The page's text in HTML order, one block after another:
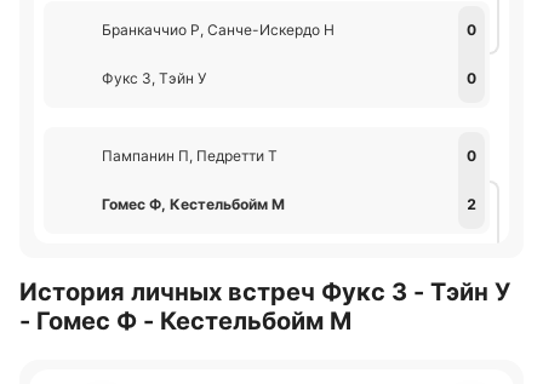
Бранкаччио Р, Санче-Искердо Н 0
Фукс З, Тэйн У 0
Пампанин П, Педретти Т 0
Гомес Ф, Кестельбойм М 2
История личных встреч Фукс З - Тэйн У
- Гомес Ф - Кестельбойм М